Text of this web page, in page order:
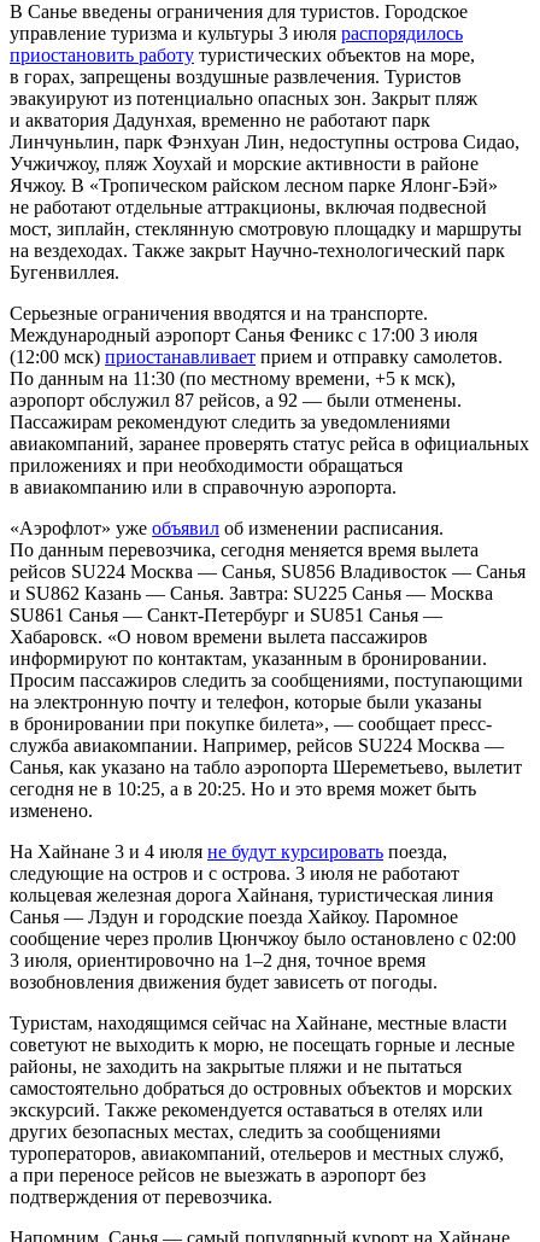
В Санье введены ограничения для туристов. Городское
управление туризма и культуры 3 июля распорядилось
приостановить работу туристических объектов на море,
в горах, запрещены воздушные развлечения. Туристов
эвакуируют из потенциально опасных зон. Закрыт пляж
и акватория Дадунхая, временно не работают парк
Линчуньлин, парк Фэнхуан Лин, недоступны острова Сидао,
Учжичжоу, пляж Хоухай и морские активности в районе
Ячжоу. В «Тропическом райском лесном парке Ялонг-Бэй»
не работают отдельные аттракционы, включая подвесной
мост, зиплайн, стеклянную смотровую площадку и маршруты
на вездеходах. Также закрыт Научно-технологический парк
Бугенвиллея.
Серьезные ограничения вводятся и на транспорте.
Международный аэропорт Санья Феникс с 17:00 3 июля
(12:00 мск) приостанавливает прием и отправку самолетов.
По данным на 11:30 (по местному времени, +5 к мск),
аэропорт обслужил 87 рейсов, а 92 — были отменены.
Пассажирам рекомендуют следить за уведомлениями
авиакомпаний, заранее проверять статус рейса в официальных
приложениях и при необходимости обращаться
в авиакомпанию или в справочную аэропорта.
«Аэрофлот» уже объявил об изменении расписания.
По данным перевозчика, сегодня меняется время вылета
рейсов SU224 Москва — Санья, SU856 Владивосток — Санья
и SU862 Казань — Санья. Завтра: SU225 Санья — Москва
SU861 Санья — Санкт-Петербург и SU851 Санья —
Хабаровск. «О новом времени вылета пассажиров
информируют по контактам, указанным в бронировании.
Просим пассажиров следить за сообщениями, поступающими
на электронную почту и телефон, которые были указаны
в бронировании при покупке билета», — сообщает пресс-
служба авиакомпании. Например, рейсов SU224 Москва —
Санья, как указано на табло аэропорта Шереметьево, вылетит
сегодня не в 10:25, а в 20:25. Но и это время может быть
изменено.
На Хайнане 3 и 4 июля не будут курсировать поезда,
следующие на остров и с острова. 3 июля не работают
кольцевая железная дорога Хайнаня, туристическая линия
Санья — Лэдун и городские поезда Хайкоу. Паромное
сообщение через пролив Цюнчжоу было остановлено с 02:00
3 июля, ориентировочно на 1–2 дня, точное время
возобновления движения будет зависеть от погоды.
Туристам, находящимся сейчас на Хайнане, местные власти
советуют не выходить к морю, не посещать горные и лесные
районы, не заходить на закрытые пляжи и не пытаться
самостоятельно добраться до островных объектов и морских
экскурсий. Также рекомендуется оставаться в отелях или
других безопасных местах, следить за сообщениями
туроператоров, авиакомпаний, отельеров и местных служб,
а при переносе рейсов не выезжать в аэропорт без
подтверждения от перевозчика.
Напомним, Санья — самый популярный курорт на Хайнане